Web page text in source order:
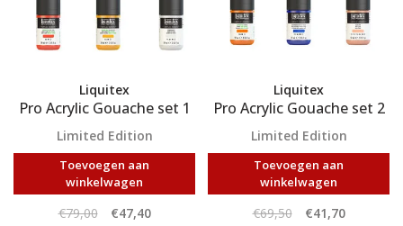
Liquitex
Pro Acrylic Gouache set 1
Limited Edition
Toevoegen aan
winkelwagen
€79,00 €47,40
Liquitex
Pro Acrylic Gouache set 2
Limited Edition
Toevoegen aan
winkelwagen
€69,50 €41,70